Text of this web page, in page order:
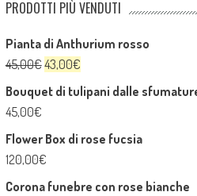
PRODOTTI PIÙ VENDUTI
Pianta di Anthurium rosso
45,00€Il
prezzo
45,00€.
43,00€Il
prezzo
43,00€.
Bouquet di tulipani dalle
45,00€
Flower Box di rose fucsia
120,00€
Corona funebre con rose bianche